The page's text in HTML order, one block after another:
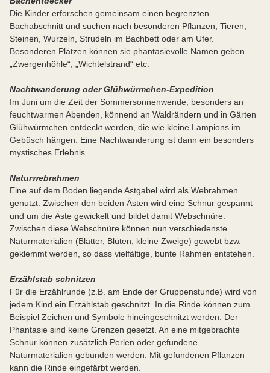
Die Kinder erforschen gemeinsam einen begrenzten
Bachabschnitt und suchen nach besonderen Pflanzen, Tieren,
Steinen, Wurzeln, Strudeln im Bachbett oder am Ufer.
Besonderen Plätzen können sie phantasievolle Namen geben
„Zwergenhöhle“, „Wichtelstrand“ etc.
Nachtwanderung oder Glühwürmchen-Expedition
Im Juni um die Zeit der Sommersonnenwende, besonders an
feuchtwarmen Abenden, könnend an Waldrändern und in Gärten
Glühwürmchen entdeckt werden, die wie kleine Lampions im
Gebüsch hängen. Eine Nachtwanderung ist dann ein besonders
mystisches Erlebnis.
Naturwebrahmen
Eine auf dem Boden liegende Astgabel wird als Webrahmen
genutzt. Zwischen den beiden Ästen wird eine Schnur gespannt
und um die Äste gewickelt und bildet damit Webschnüre.
Zwischen diese Webschnüre können nun verschiedenste
Naturmaterialien (Blätter, Blüten, kleine Zweige) gewebt bzw.
geklemmt werden, so dass vielfältige, bunte Rahmen entstehen.
Erzählstab schnitzen
Für die Erzählrunde (z.B. am Ende der Gruppenstunde) wird von
jedem Kind ein Erzählstab geschnitzt. In die Rinde können zum
Beispiel Zeichen und Symbole hineingeschnitzt werden. Der
Phantasie sind keine Grenzen gesetzt. An eine mitgebrachte
Schnur können zusätzlich Perlen oder gefundene
Naturmaterialien gebunden werden. Mit gefundenen Pflanzen
kann die Rinde eingefärbt werden.